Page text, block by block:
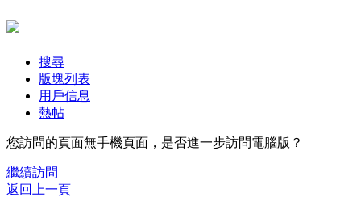
搜尋
版塊列表
用戶信息
熱帖
您訪問的頁面無手機頁面，是否進一步訪問電腦版？
繼續訪問
返回上一頁